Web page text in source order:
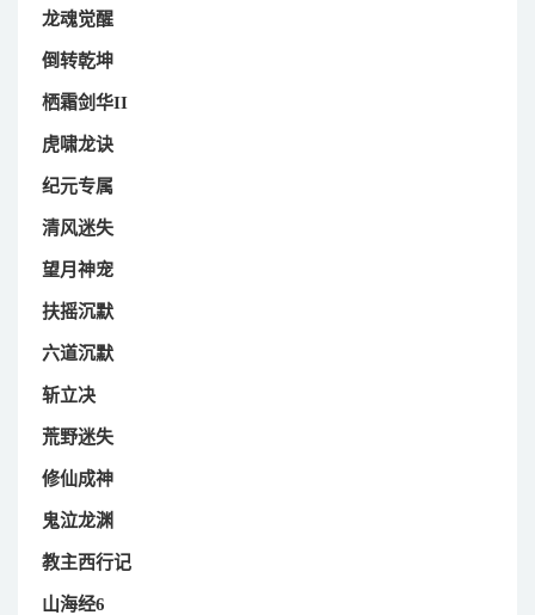
龙魂觉醒
倒转乾坤
栖霜剑华II
虎啸龙诀
纪元专属
清风迷失
望月神宠
扶摇沉默
六道沉默
斩立决
荒野迷失
修仙成神
鬼泣龙渊
教主西行记
山海经6